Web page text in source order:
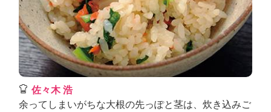
佐々木 浩
余ってしまいがちな大根の先っぽと茎は、炊き込みご